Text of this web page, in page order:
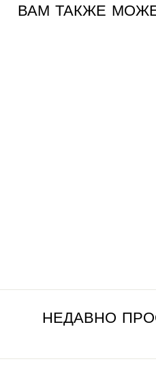
ВАМ ТАКЖЕ
НЕДАВНО